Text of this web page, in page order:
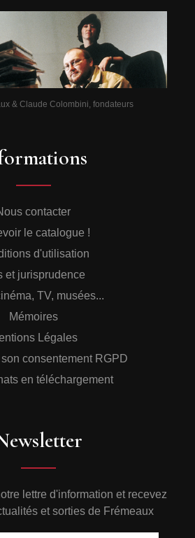
& Claude Colombini, fondateurs
contacter
le catalogue !
d'utilisation
et jurisprudence
TV, musées...
Mémoires
Légales
consentement RGPD
en téléchargement
lettre d'information et recevez
et sorties de Frémeaux